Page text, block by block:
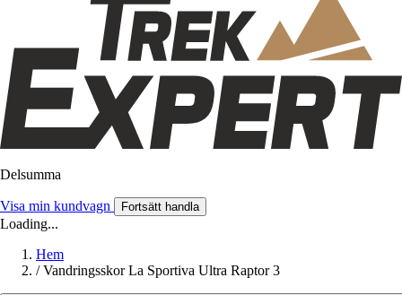
Delsumma
Visa min kundvagn Fortsätt handla
Loading...
Hem
/ Vandringsskor La Sportiva Ultra Raptor 3